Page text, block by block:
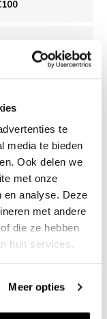
te
media te bieden
Ook delen we
met onze
en analyse. Deze
met andere
die ze hebben
hun services.
Meer opties
Whatsapp